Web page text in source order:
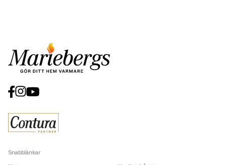
Snabblänkar